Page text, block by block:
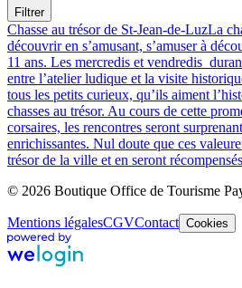
Filtrer
Chasse au trésor de St-Jean-de-LuzLa
découvrir en s’amusant, s’amuser à
11 ans. Les mercredis et vendredis
entre l’atelier ludique et la visite
tous les petits curieux, qu’ils aiment
chasses au trésor. Au cours de cette
corsaires, les rencontres seront
enrichissantes. Nul doute que ces
trésor de la ville et en seront
© 2026 Boutique Office de Tourisme
Mentions légalesCGVContact Cookies